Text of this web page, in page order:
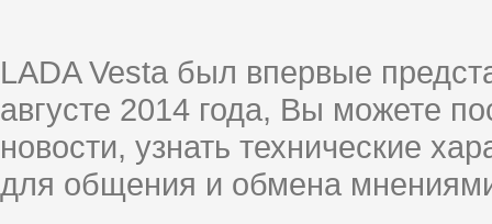
LADA Vesta был впервые
августе 2014 года, Вы можете
новости, узнать технические
для общения и обмена